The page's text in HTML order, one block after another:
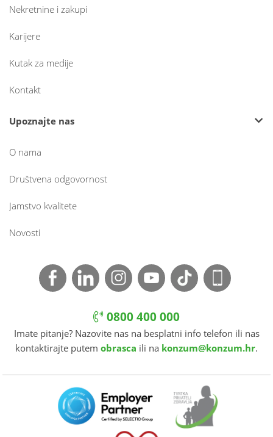
Nekretnine i zakupi
Karijere
Kutak za medije
Kontakt
Upoznajte nas
O nama
Društvena odgovornost
Jamstvo kvalitete
Novosti
0800 400 000
Imate pitanje? Nazovite nas na besplatni info telefon ili nas
kontaktirajte putem obrasca ili na konzum@konzum.hr.